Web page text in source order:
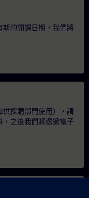
新的開課日期，我們將
供採購部門使用），請
，之後我們將透過電子